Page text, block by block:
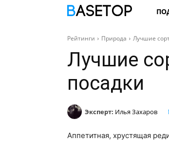
Рейтинги Природа Лучшие
Лучшие
посадки
Эксперт: Илья Захаров
Аппетитная, хрустящая